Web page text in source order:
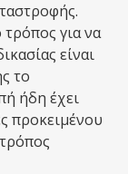
για να
είναι
το
ήδη έχει
προκειμένου